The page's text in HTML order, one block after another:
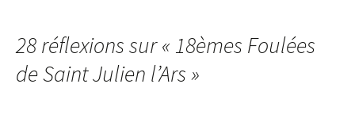
articles
28 réflexions sur « 18èmes Foulées
de Saint Julien l’Ars»